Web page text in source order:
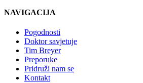
NAVIGACIJA
Pogodnosti
Doktor savjetuje
Tim Breyer
Preporuke
Pridruži nam se
Kontakt